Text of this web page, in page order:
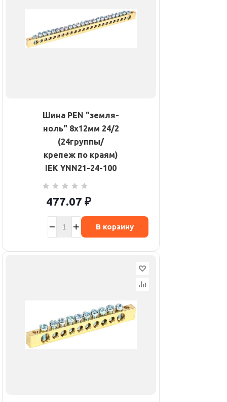
Шина PEN "земля-
ноль" 8х12мм 24/2
(24группы/
крепеж по краям)
IEK YNN21-24-100
477.07 ₽
В корзину